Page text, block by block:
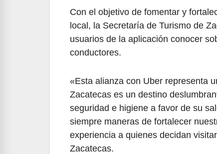
Con el objetivo de fomentar y
local, la Secretaría de Turismo de
usuarios de la aplicación conocer
conductores.
«Esta alianza con Uber representa
Zacatecas es un destino
seguridad e higiene a favor de su
siempre maneras de fortalecer
experiencia a quienes decidan
Zacatecas.